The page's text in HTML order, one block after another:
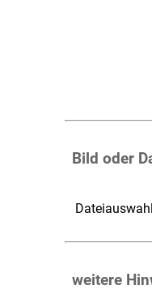
Bild oder
Dateiauswahl
weitere